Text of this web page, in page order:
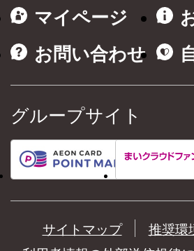
マイページ
お問い合わせ
グループサイト
サイトマップ 推奨環